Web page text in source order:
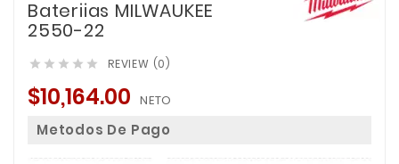
Bateriias MILWAUKEE
2550-22
     REVIEW (0)
$10,164.00 NETO
Metodos De Pago